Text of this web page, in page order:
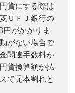
貨にする際は
ＵＦＪ銀行の
がかかりま
がない場合で
関連手数料が
貨換算額が払
で元本割れと